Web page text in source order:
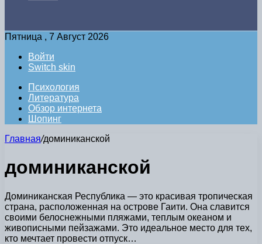
Пятница , 7 Август 2026
Войти
Switch skin
Психология
Литература
Обзор интернета
Шопинг
Главная/доминиканской
доминиканской
Доминиканская Республика — это красивая тропическая
страна, расположенная на острове Гаити. Она славится
своими белоснежными пляжами, теплым океаном и
живописными пейзажами. Это идеальное место для тех,
кто мечтает провести отпуск…